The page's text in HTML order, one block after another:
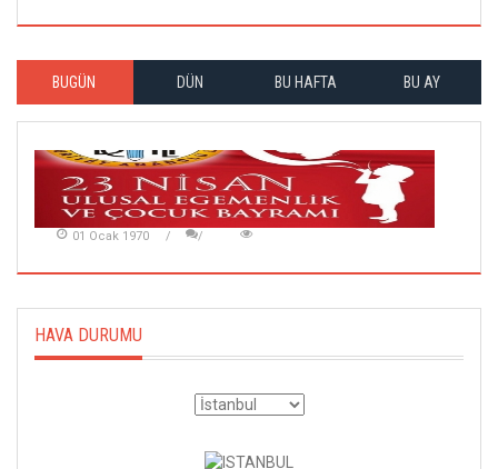
BUGÜN DÜN BU HAFTA BU AY
01 Ocak 1970
HAVA DURUMU